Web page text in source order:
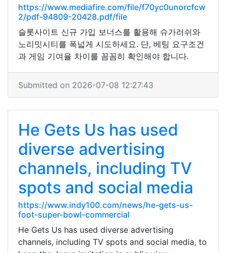
https://www.mediafire.com/file/f70yc0unorcfcw
2/pdf-94809-20428.pdf/file
슬롯사이트 신규 가입 보너스를 활용해 슈가러쉬와
노리밋시티를 폭넓게 시도하세요. 단, 베팅 요구조건
과 게임 기여율 차이를 꼼꼼히 확인해야 합니다.
Submitted on 2026-07-08 12:27:43
He Gets Us has used
diverse advertising
channels, including TV
spots and social media
https://www.indy100.com/news/he-gets-us-
foot-super-bowl-commercial
He Gets Us has used diverse advertising
channels, including TV spots and social media, to